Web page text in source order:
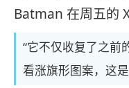
Batman 在周五的
“它不仅收复了之前
看涨旗形图案，这